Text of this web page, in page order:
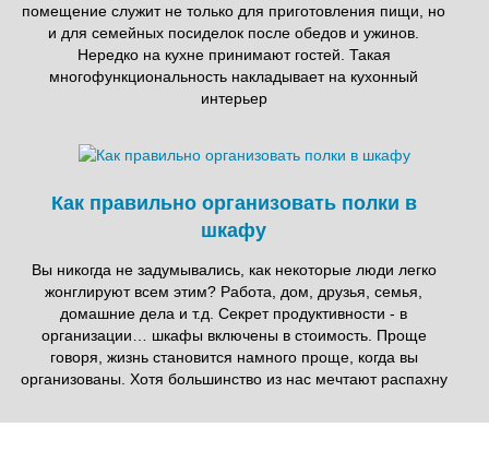
помещение служит не только для приготовления пищи, но
и для семейных посиделок после обедов и ужинов.
Нередко на кухне принимают гостей. Такая
многофункциональность накладывает на кухонный
интерьер
Как правильно организовать полки в
шкафу
Вы никогда не задумывались, как некоторые люди легко
жонглируют всем этим? Работа, дом, друзья, семья,
домашние дела и т.д. Секрет продуктивности - в
организации… шкафы включены в стоимость. Проще
говоря, жизнь становится намного проще, когда вы
организованы. Хотя большинство из нас мечтают распахну